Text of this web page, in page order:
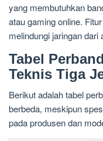
yang membutuhkan
atau gaming online.
melindungi jaringan
Tabel
Teknis Tiga
Berikut adalah tabel
berbeda, meskipun
pada produsen dan